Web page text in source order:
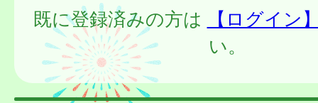
既に登録済みの方は
【ログイン
い。